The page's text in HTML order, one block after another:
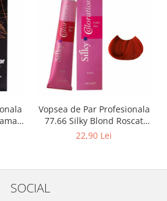
Vopsea de Par Profesionala
77.66 Silky Blond Roscat
Intens 100 ml
22,90 Lei
SOCIAL